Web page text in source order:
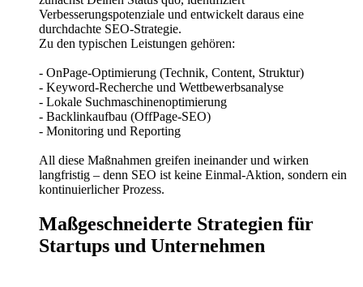
Verbesserungspotenziale und entwickelt daraus eine
durchdachte SEO-Strategie.
Zu den typischen Leistungen gehören:
- OnPage-Optimierung (Technik, Content, Struktur)
- Keyword-Recherche und Wettbewerbsanalyse
- Lokale Suchmaschinenoptimierung
- Backlinkaufbau (OffPage-SEO)
- Monitoring und Reporting
All diese Maßnahmen greifen ineinander und wirken
langfristig – denn SEO ist keine Einmal-Aktion, sondern ein
kontinuierlicher Prozess.
Maßgeschneiderte Strategien für
Startups und Unternehmen